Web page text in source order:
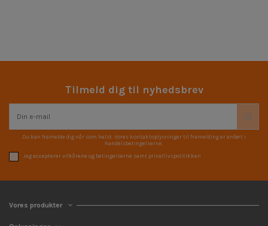
Tilmeld dig til nyhedsbrev
Du kan framelde dig når som helst. Vores kontaktoplysninger til framelding er anført i
handelsbetingelserne.
Jeg accepterer vilkårene og betingelserne samt privatlivspolitikken
Vores produkter